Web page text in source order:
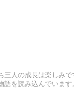
人の成長は楽しみ
を読み込んでいます